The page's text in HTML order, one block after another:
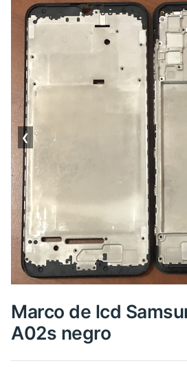
❮
Marco de lcd
A02s negro